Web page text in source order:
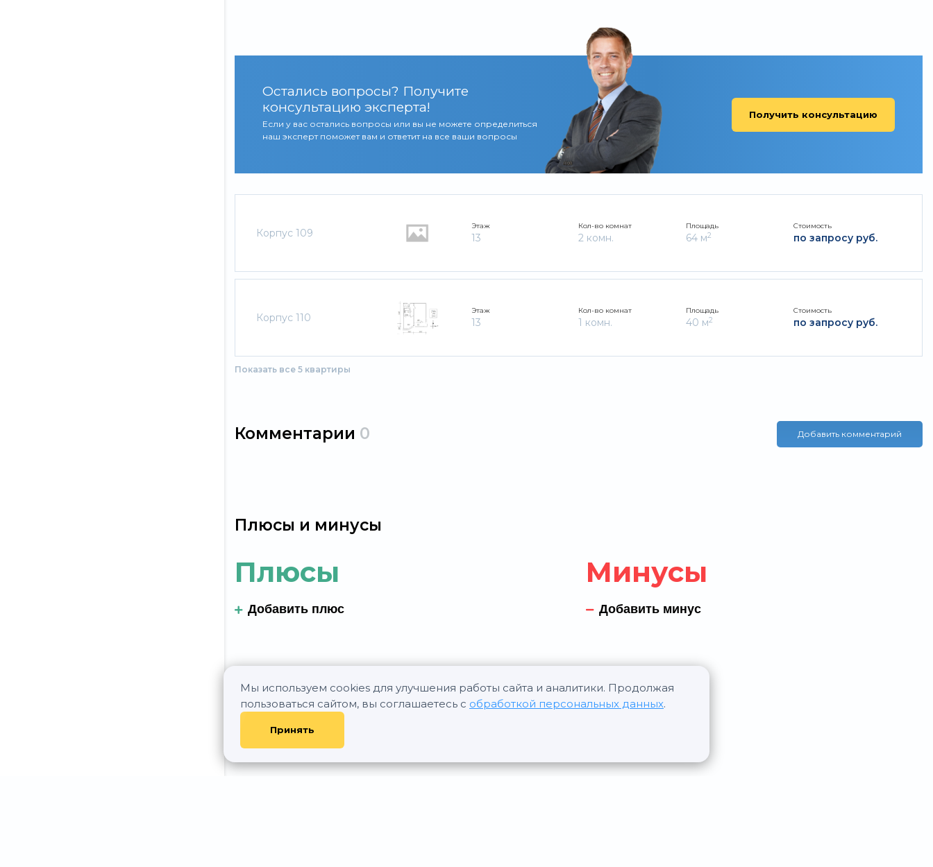
Мы используем cookies для улучшения работы сайта и аналитики. Продолжая
пользоваться сайтом, вы соглашаетесь с обработкой персональных данных.
Принять
Остались вопросы? Получите
консультацию эксперта!
Если у вас остались вопросы или вы не можете определиться
наш эксперт поможет вам и ответит на все ваши вопросы
Получить консультацию
Корпус 109
Этаж
13
Кол-во комнат
2 комн.
Площадь
64 м2
Стоимость
по запросу руб.
Корпус 110
Этаж
13
Кол-во комнат
1 комн.
Площадь
40 м2
Стоимость
по запросу руб.
Показать все 5 квартиры
Комментарии 0 Добавить комментарий
Плюсы и минусы
Плюсы
Добавить плюс
Минусы
Добавить минус